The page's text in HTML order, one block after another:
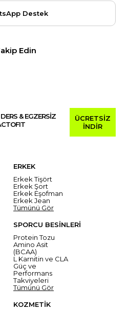
Destek
Edin
& EGZERSİZ
ÜCRETSİZ
İNDİR
ERKEK
Erkek Tişört
Erkek Şort
Erkek Eşofman
Erkek Jean
Tümünü Gör
SPORCU BESİNLERİ
Protein Tozu
Amino Asit
(BCAA)
L Karnitin ve CLA
Güç ve
Performans
Takviyeleri
Tümünü Gör
KOZMETİK